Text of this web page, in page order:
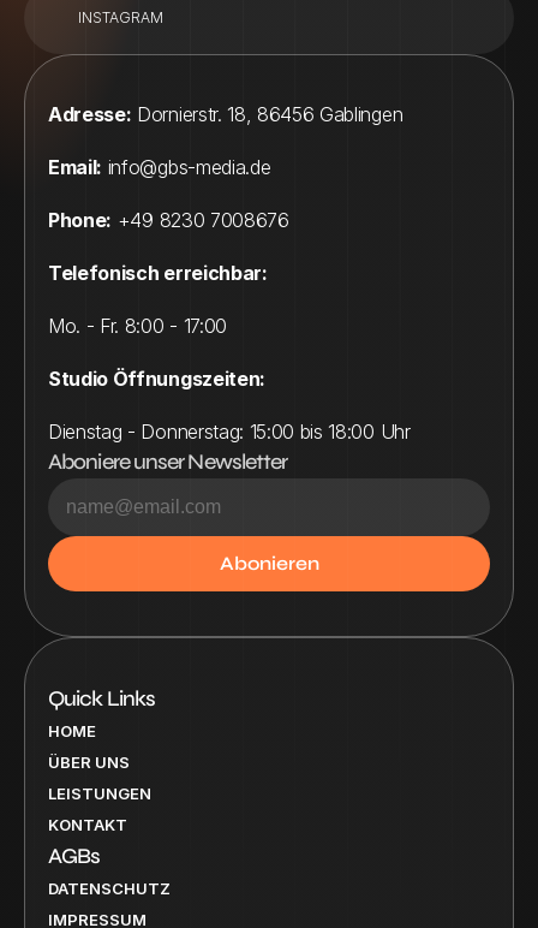
Adresse: Dornierstr. 18, 86456 Gablingen
Email: info@gbs-media.de
Phone: +49 8230 7008676
Telefonisch erreichbar:
Mo. - Fr. 8:00 - 17:00
Studio Öffnungszeiten:
Dienstag - Donnerstag: 15:00 bis 18:00 Uhr
Aboniere unser Newsletter
Quick Links
HOME
ÜBER UNS
LEISTUNGEN
KONTAKT
AGBs
DATENSCHUTZ
IMPRESSUM
INSTAGRAM